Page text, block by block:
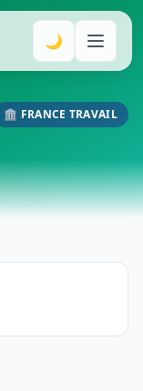
🌙
🏛️ FRANCE TRAVAIL